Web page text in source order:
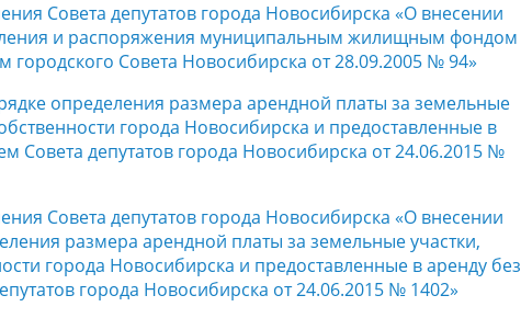
Совета депутатов города Новосибирска «О внесении
и распоряжения муниципальным жилищным фондом
Совета Новосибирска от 28.09.2005 № 94»
определения размера арендной платы за земельные
города Новосибирска и предоставленные в
Совета депутатов города Новосибирска от 24.06.2015 №
Совета депутатов города Новосибирска «О внесении
размера арендной платы за земельные участки,
города Новосибирска и предоставленные в аренду без
города Новосибирска от 24.06.2015 № 1402»